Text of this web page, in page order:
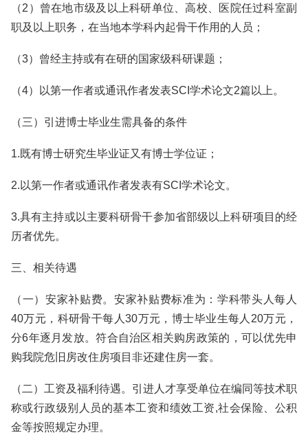
（2）曾在地市级及以上科研单位、高校、医院任过科室副
职及以上职务，在当地本学科内起骨干作用的人员；
（3）曾经主持或有在研的国家级科研课题；
（4）以第一作者或通讯作者发表SCI学术论文2篇以上。
（三）引进博士毕业生需具备的条件
1.既有博士研究生毕业证又有博士学位证；
2.以第一作者或通讯作者发表有SCI学术论文。
3.具有主持或以主要科研骨干参加省部级以上科研项目的经
历者优先。
三、相关待遇
（一）安家补贴费。安家补贴费标准为：学科带头人每人
40万元，科研骨干每人30万元，博士毕业生每人20万元，
分6年逐月发放。符合自治区相关购房政策的，可以优先申
购我院危旧房改住房项目非还建住房一套。
（二）工资及福利待遇。引进人才享受单位在编同等技术职
称或行政级别人员的基本工资和绩效工资,社会保险、公积
金等按照规定办理。